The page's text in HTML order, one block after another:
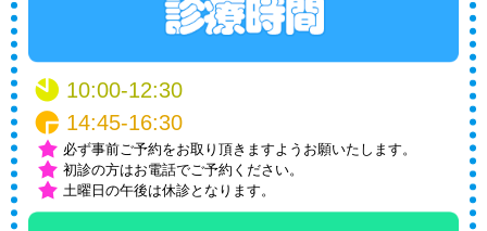
10:00-12:30
14:45-16:30
必ず事前ご予約をお取り頂きますようお願いたします。
初診の方はお電話でご予約ください。
土曜日の午後は休診となります。